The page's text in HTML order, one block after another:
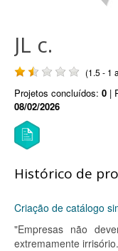
JL c.
(1.5 - 1
Projetos concluídos: 0 |
08/02/2026
Histórico de
Criação de catálogo
"Empresas não
extremamente